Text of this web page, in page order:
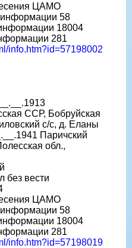
ЦАМО
58
18004
281
info.htm?id=57198002
ССР, Бобруйская
с/с, д. Еланы
Паричский
обл.,
без вести
ЦАМО
58
18004
281
info.htm?id=57198019